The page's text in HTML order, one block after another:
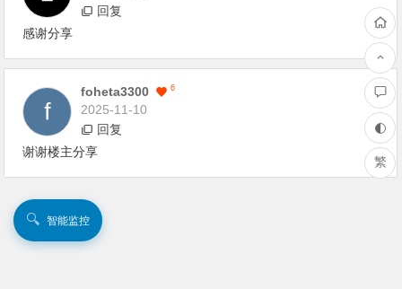
回复
感谢分享
Foheta3300 6
2025-11-10
1F
回复
谢谢楼主分享
繁
🔍 智能监控